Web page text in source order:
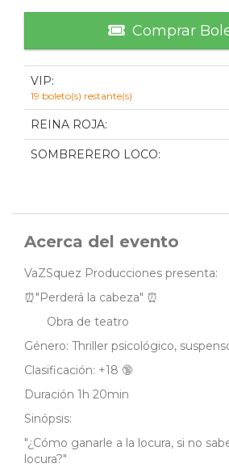
Comprar
VIP:
19 boleto(s) restante(s)
REINA ROJA:
SOMBRERERO LOCO:
Acerca del evento
VaZSquez Producciones presenta:
⏰"Perderá la cabeza" ⏰
Obra de teatro
Género: Thriller psicológico,
Clasificación: +18 🔞
Duración 1h 20min
Sinópsis:
"¿Cómo ganarle a la locura, si no
locura?"